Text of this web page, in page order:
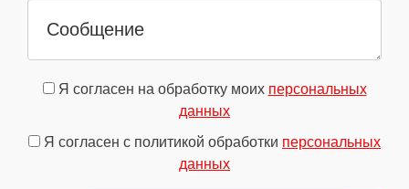
Я согласен на обработку моих персональных
данных
Я согласен с политикой обработки персональных
данных